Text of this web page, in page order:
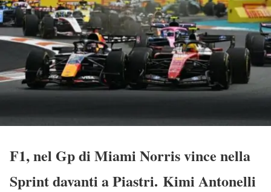
F1, nel Gp di Miami Norris vince nella
Sprint davanti a Piastri. Kimi Antonelli